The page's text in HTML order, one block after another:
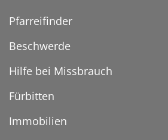
Pfarreifinder
Beschwerde
Hilfe bei Missbrauch
Fürbitten
Immobilien